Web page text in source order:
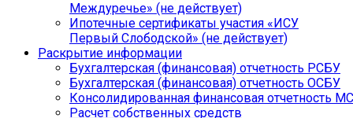
Междуречье» (не действует)
Ипотечные сертификаты участия «ИСУ
Первый Слободской» (не действует)
Раскрытие информации
Бухгалтерская (финансовая) отчетность РСБУ
Бухгалтерская (финансовая) отчетность ОСБУ
Консолидированная финансовая отчетность
Расчет собственных средств